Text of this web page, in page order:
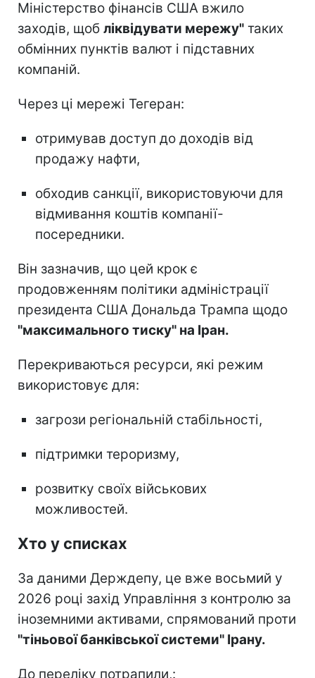
Міністерство фінансів США вжило
заходів, щоб ліквідувати мережу" таких
обмінних пунктів валют і підставних
компаній.
Через ці мережі Тегеран:
отримував доступ до доходів від
продажу нафти,
обходив санкції, використовуючи для
відмивання коштів компанії-
посередники.
Він зазначив, що цей крок є
продовженням політики адміністрації
президента США Дональда Трампа щодо
"максимального тиску" на Іран.
Перекриваються ресурси, які режим
використовує для:
загрози регіональній стабільності,
підтримки тероризму,
розвитку своїх військових
можливостей.
Хто у списках
За даними Держдепу, це вже восьмий у
2026 році захід Управління з контролю за
іноземними активами, спрямований проти
"тіньової банківської системи" Ірану.
До переліку потрапили,: